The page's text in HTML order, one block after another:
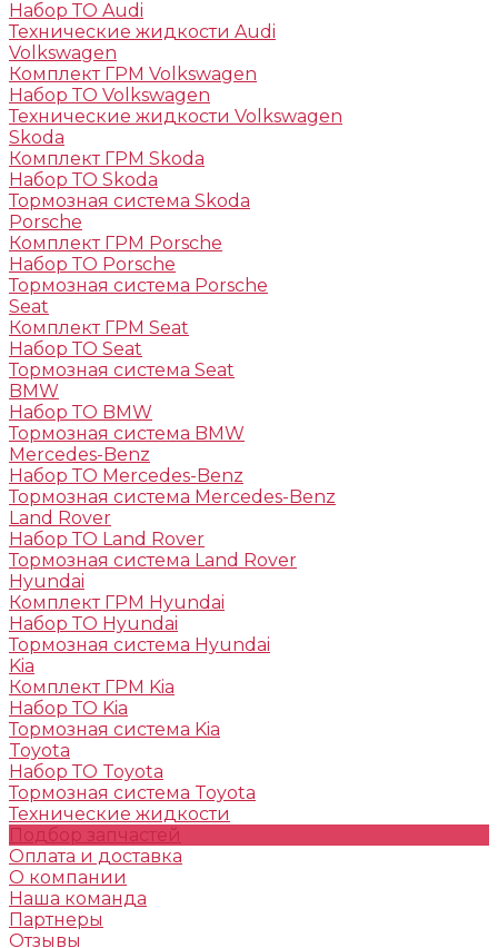
Набор ТО Audi
Технические жидкости Audi
Volkswagen
Комплект ГРМ Volkswagen
Набор ТО Volkswagen
Технические жидкости Volkswagen
Skoda
Комплект ГРМ Skoda
Набор ТО Skoda
Тормозная система Skoda
Porsche
Комплект ГРМ Porsche
Набор ТО Porsche
Тормозная система Porsche
Seat
Комплект ГРМ Seat
Набор ТО Seat
Тормозная система Seat
BMW
Набор ТО BMW
Тормозная система BMW
Mercedes-Benz
Набор ТО Mercedes-Benz
Тормозная система Mercedes-Benz
Land Rover
Набор ТО Land Rover
Тормозная система Land Rover
Hyundai
Комплект ГРМ Hyundai
Набор ТО Hyundai
Тормозная система Hyundai
Kia
Комплект ГРМ Kia
Набор ТО Kia
Тормозная система Kia
Toyota
Набор ТО Toyota
Тормозная система Toyota
Технические жидкости
Подбор запчастей
Оплата и доставка
О компании
Наша команда
Партнеры
Отзывы